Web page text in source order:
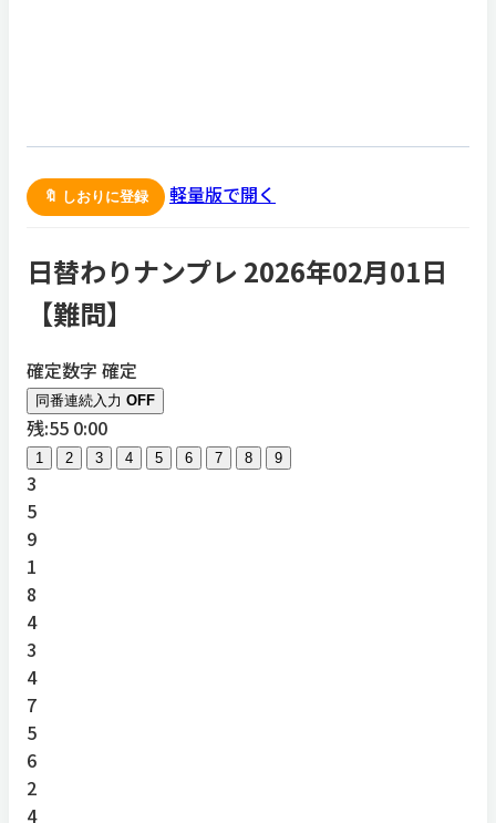
🔖 しおりに登録 軽量版で開く
日替わりナンプレ 2026年02月01日
【難問】
確定数字 確定
同番連続入力 OFF
残:55 0:00
1 2 3 4 5 6 7 8 9
3
5
9
1
8
4
3
4
7
5
6
2
4